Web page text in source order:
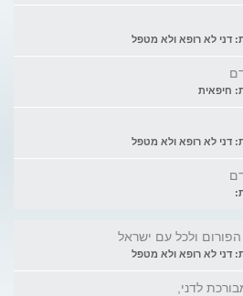
ולכל עם ישראל